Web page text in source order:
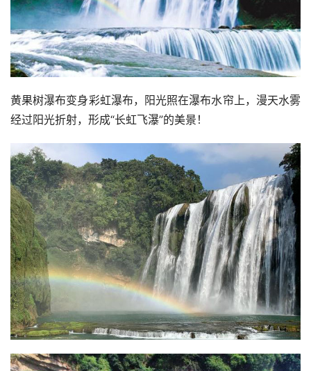
黄果树瀑布变身彩虹瀑布，阳光照在瀑布水帘上，漫天水雾
经过阳光折射，形成“长虹飞瀑”的美景！